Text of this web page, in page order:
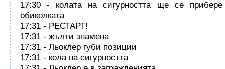
17:30 - колата на сигурността ще се
обиколката
17:31 - РЕСТАРТ!
17:31 - жълти знамена
17:31 - Льоклер губи позиции
17:31 - кола на сигурността